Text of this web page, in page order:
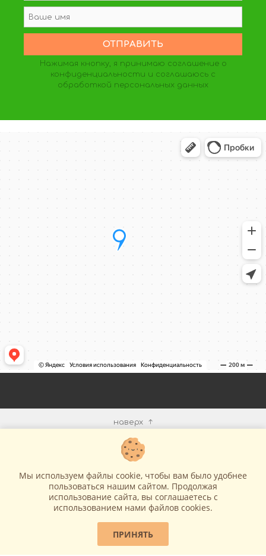
Нажимая кнопку, я принимаю соглашение о
конфиденциальности и соглашаюсь с
обработкой персональных данных
наверх
ИНФОРМАЦИЯ
МЫ В СЕТИ
Мы используем файлы cookie, чтобы вам было удобнее
пользоваться нашим сайтом. Продолжая
использование сайта, вы соглашаетесь c
использованием нами файлов cookies.
ПРИНЯТЬ